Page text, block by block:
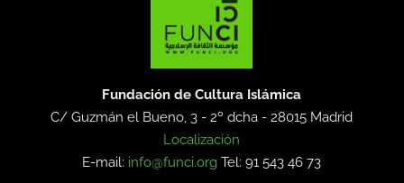
Fundación de Cultura Islámica
C/ Guzmán el Bueno, 3 - 2º dcha -28015 Madrid
Localización
E-mail: info@funci.org Tel: 91 543 46 73